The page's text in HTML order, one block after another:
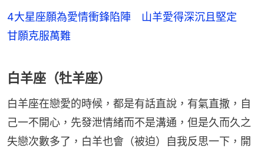
4大星座願為愛情衝鋒陷陣 山羊愛得深沉且堅定
甘願克服萬難
白羊座（牡羊座）
白羊座在戀愛的時候，都是有話直說，有氣直撒，自
己一不開心，先發泄情緒而不是溝通，但是久而久之
失戀次數多了，白羊也會（被迫）自我反思一下，開